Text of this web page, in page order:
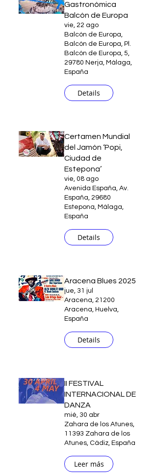
Gastronómica
Balcón de Europa
vie, 22 ago
Balcón de Europa,
Balcón de Europa, Pl.
Balcón de Europa, 5,
29780 Nerja, Málaga,
España
Details
Certamen Mundial
del Jamón ‘Popi,
Ciudad de
Estepona’
vie, 08 ago
Avenida España, Av.
España, 29680
Estepona, Málaga,
España
Details
Aracena Blues 2025
jue, 31 jul
Aracena, 21200
Aracena, Huelva,
España
Details
II FESTIVAL
INTERNACIONAL DE
DANZA
mié, 30 abr
Zahara de los Atunes,
11393 Zahara de los
Atunes, Cádiz, España
Leer más